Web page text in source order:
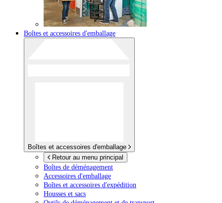
Boîtes et accessoires d'emballage
Boîtes et accessoires d'emballage
Retour au menu principal
Boîtes de déménagement
Accessoires d'emballage
Boîtes et accessoires d'expédition
Housses et sacs